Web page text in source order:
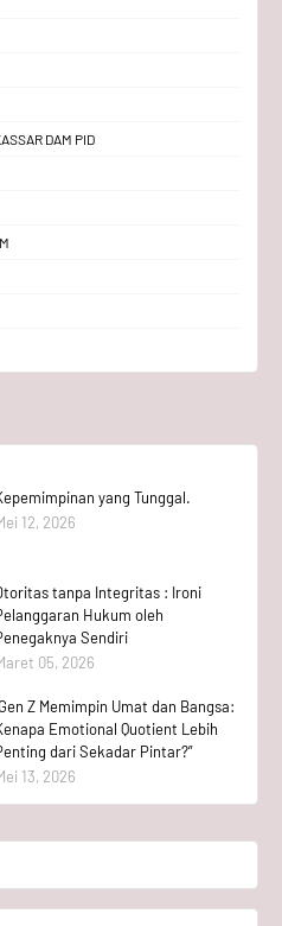
DAM PID
yang Tunggal.
12, 2026
tanpa Integritas : Ironi
Hukum oleh
Sendiri
05, 2026
Z Memimpin Umat dan Bangsa:
Emotional Quotient Lebih
dari Sekadar Pintar?”
13, 2026